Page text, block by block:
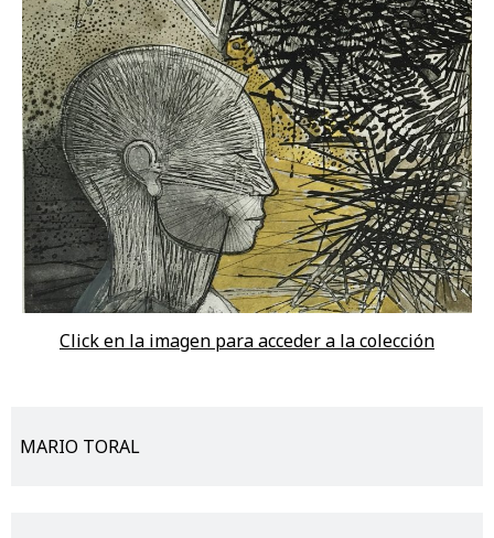
MARIO TORAL
Click en la imagen para acceder a la colección